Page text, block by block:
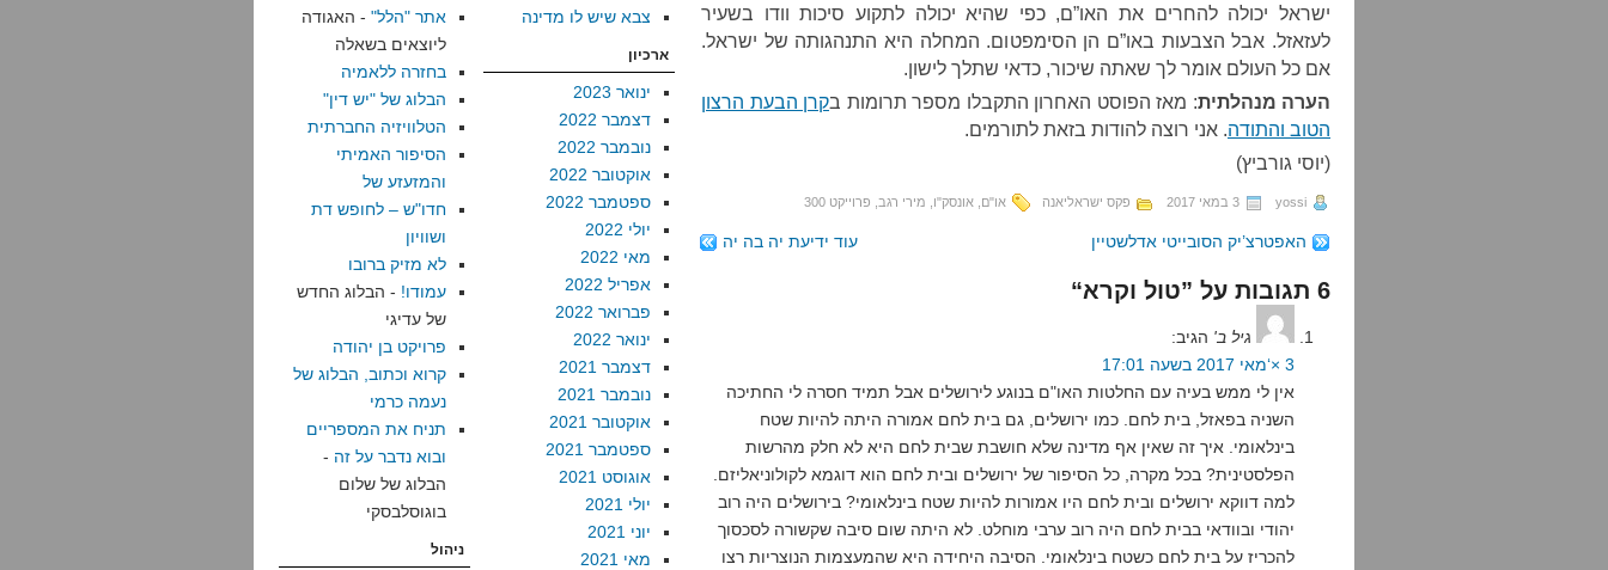
ישראל יכולה להחרים את האו”ם, כפי שהיא יכולה לתקוע סיכות וודו בשעיר
לעזאזל. אבל הצבעות באו”ם הן הסימפטום. המחלה היא התנהגותה של ישראל.
אם כל העולם אומר לך שאתה שיכור, כדאי שתלך לישון.
הערה מנהלתית: מאז הפוסט האחרון התקבלו מספר תרומות בקרן הבעת הרצון
הטוב והתודה. אני רוצה להודות בזאת לתורמים.
(יוסי גורביץ)
yossi 3 במאי 2017 פקס ישראליאנה או"ם אונסק"ו מירי רגב פרוייקט 300
האפטרצ’יק הסובייטי אדלשטיין עוד ידיעת יה בה יה
6 תגובות על ”טול וקרא“
גיל ב' הגיב:
3 ×‘מאי 2017 בשעה 17:01
אין לי ממש בעיה עם החלטות האו"ם בנוגע לירושלים אבל תמיד חסרה לי החתיכה
השניה בפאזל, בית לחם. כמו ירושלים, גם בית לחם אמורה היתה להיות שטח
בינלאומי. איך זה שאין אף מדינה שלא חושבת שבית לחם היא לא חלק מהרשות
הפלסטינית? בכל מקרה, כל הסיפור של ירושלים ובית לחם הוא דוגמא לקולוניאליזם.
למה דווקא ירושלים ובית לחם היו אמורות להיות שטח בינלאומי? בירושלים היה רוב
יהודי ובוודאי בבית לחם היה רוב ערבי מוחלט. לא היתה שום סיבה שקשורה לסכסוך
להכריז על בית לחם כשטח בינלאומי. הסיבה היחידה היא שהמעצמות הנוצריות רצו
צבא שיש לו מדינה
ארכיון
ינואר 2023
דצמבר 2022
נובמבר 2022
אוקטובר 2022
ספטמבר 2022
יולי 2022
מאי 2022
אפריל 2022
פברואר 2022
ינואר 2022
דצמבר 2021
נובמבר 2021
אוקטובר 2021
ספטמבר 2021
אוגוסט 2021
יולי 2021
יוני 2021
מאי 2021
אתר "הלל" - האגודה
ליוצאים בשאלה
בחזרה ללאמיה
הבלוג של "יש דין"
הטלוויזיה החברתית
הסיפור האמיתי
והמזעזע של
חדו"ש – לחופש דת
ושוויון
לא מזיק ברובו
עמודו! - הבלוג החדש
של עדיגי
פרויקט בן יהודה
קרוא וכתוב, הבלוג של
נעמה כרמי
תניח את המספריים
ובוא נדבר על זה -
הבלוג של שלום
בוגוסלבסקי
ניהול